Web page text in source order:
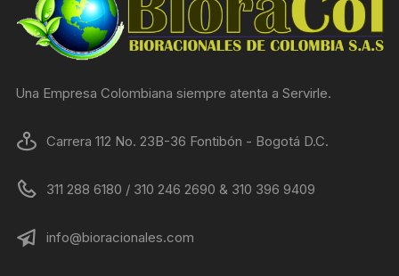
Una Empresa Colombiana siempre atenta a Servirle.
Carrera 112 No. 23B-36 Fontibón - Bogotá D.C.
311 288 6180 / 310 246 2690 & 310 396 9409
info@bioracionales.com